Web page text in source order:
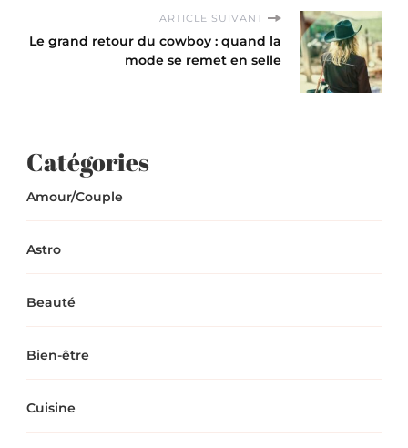
ARTICLE SUIVANT
Le grand retour du cowboy : quand la
mode se remet en selle
Catégories
Amour/Couple
Astro
Beauté
Bien-être
Cuisine